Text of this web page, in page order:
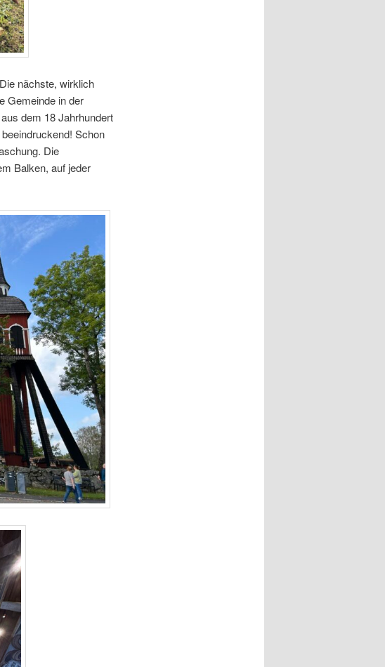
nächste, wirklich
Gemeinde in der
dem 18 Jahrhundert
Schon
Die
Balken, auf jeder